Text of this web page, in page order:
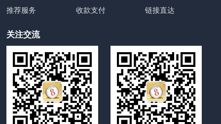
推荐服务
收款支付 链接直达
关注交流